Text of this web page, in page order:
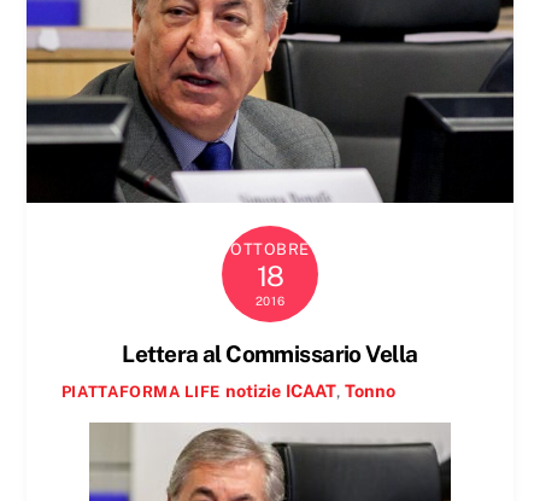
OTTOBRE
18
2016
Lettera al Commissario Vella
PIATTAFORMA LIFE notizie ICAAT, Tonno